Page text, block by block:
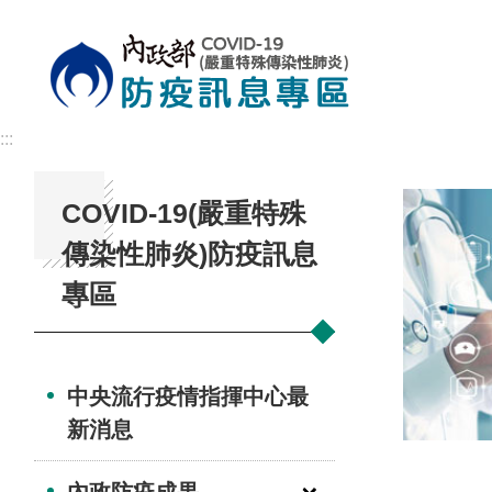
:::
COVID-19(嚴重特殊
傳染性肺炎)防疫訊息
專區
中央流行疫情指揮中心最
新消息